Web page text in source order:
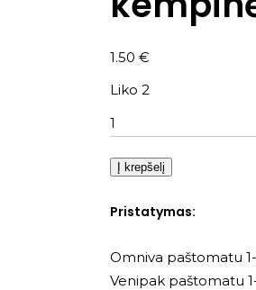
1.50 €
Liko 2
Kiekis
Į krepšelį
Pristatymas:
Omniva paštomatu
Venipak paštomatu